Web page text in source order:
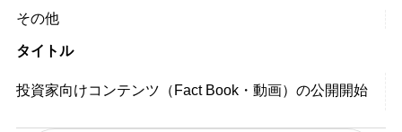
その他
タイトル
投資家向けコンテンツ（Fact Book・動画）の公開開始